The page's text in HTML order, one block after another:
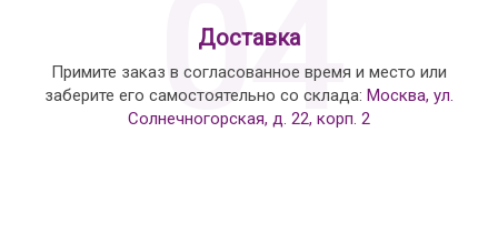
04
Доставка
Примите заказ в согласованное время и место или
заберите его самостоятельно со склада: Москва, ул.
Солнечногорская, д. 22, корп. 2